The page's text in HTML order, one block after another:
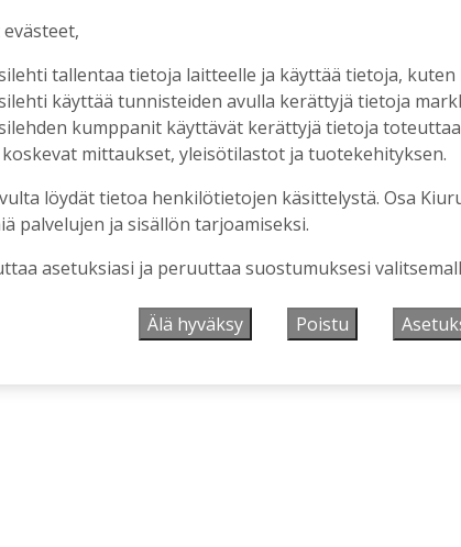
tallentaa tietoja laitteelle ja käyttää tietoja,
käyttää tunnisteiden avulla kerättyjä tietoja
kumppanit käyttävät kerättyjä tietoja
mittaukset, yleisötilastot ja tuotekehityksen.
löydät tietoa henkilötietojen käsittelystä. Osa
palvelujen ja sisällön tarjoamiseksi.
asetuksiasi ja peruuttaa suostumuksesi
Älä hyväksy Poistu